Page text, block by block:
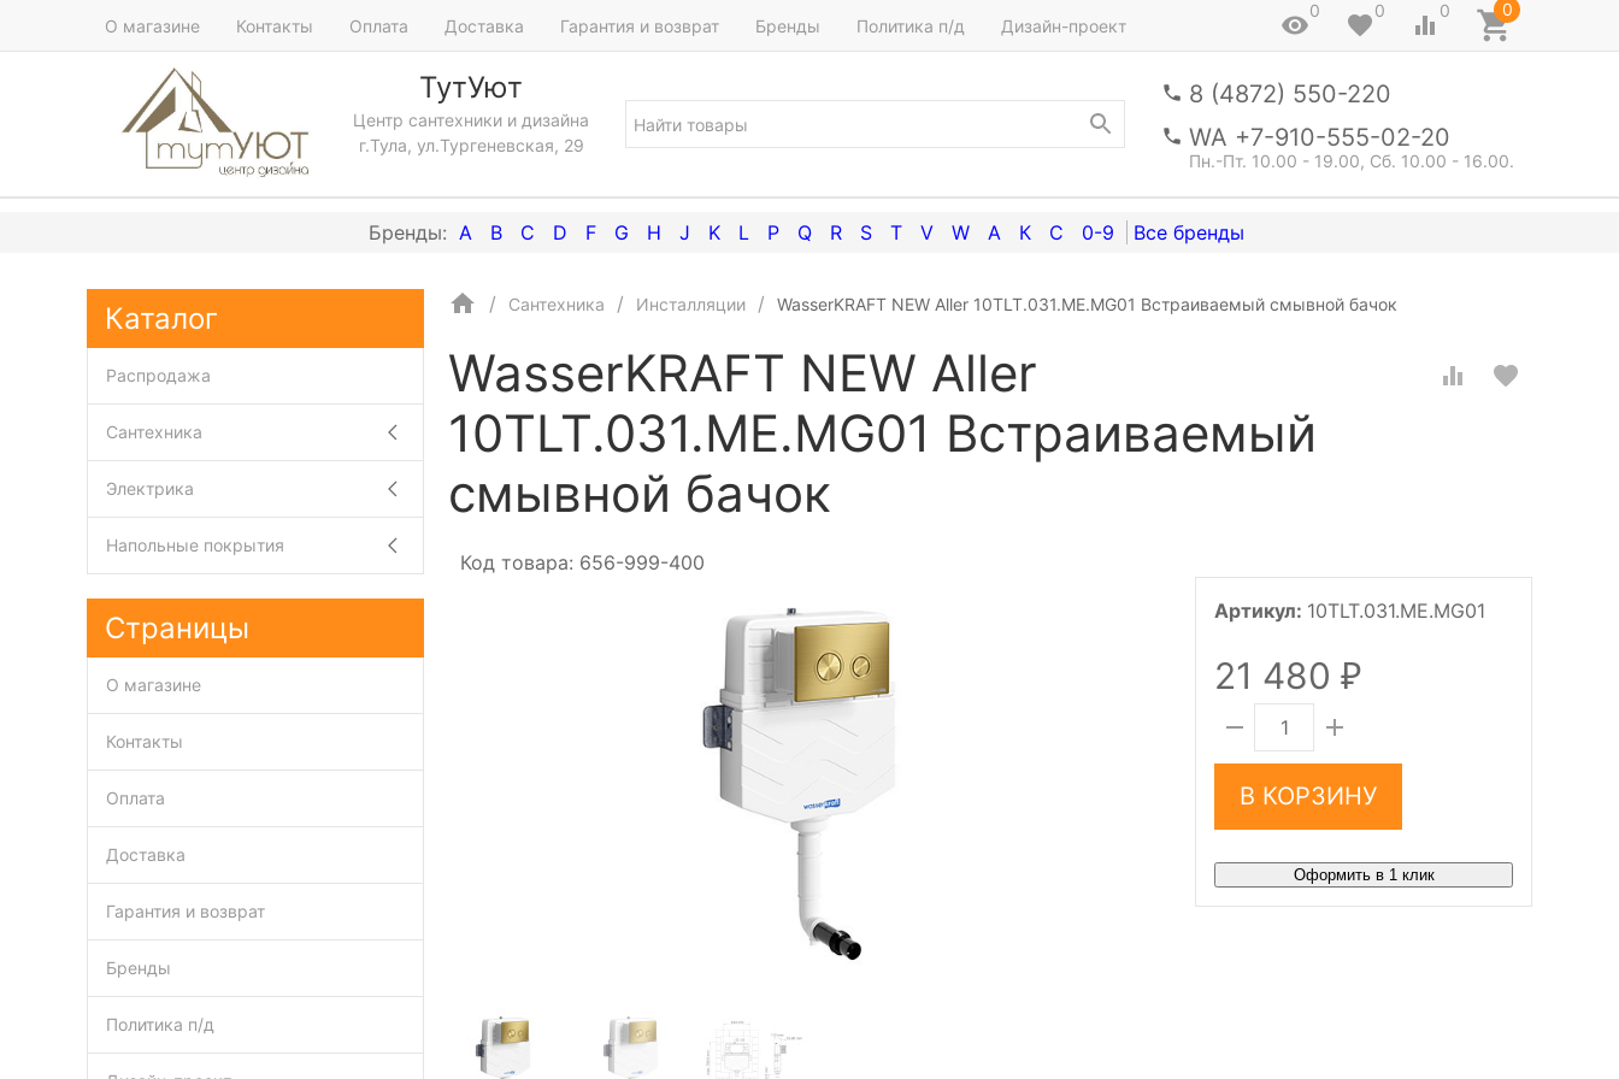
О магазине Контакты Оплата Доставка Гарантия и возврат Бренды Политика п/д Дизайн-проект
0 0 0 0
ТутУют
Центр сантехники и дизайна
г.Тула, ул.Тургеневская, 29
8 (4872) 550-220
WA +7-910-555-02-20
Пн.-Пт. 10.00 - 19.00, Сб. 10.00 - 16.00.
A B C D F G H J K L P Q R S T V W А К С 0-9
Сантехника Инсталляции WasserKRAFT NEW Aller 10TLT.031.ME.MG01 Встраиваемый смывной бачок
WasserKRAFT NEW Aller
10TLT.031.ME.MG01 Встраиваемый
смывной бачок
Код товара: 656-999-400
Артикул: 10TLT.031.ME.MG01
21 480 ₽
В КОРЗИНУ
Оформить в 1 клик
Каталог
Распродажа
Сантехника
Электрика
Напольные покрытия
Страницы
О магазине
Контакты
Оплата
Доставка
Гарантия и возврат
Бренды
Политика п/д